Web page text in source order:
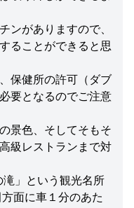
ンがありますので、
ることができると思
保健所の許可（ダブ
要となるのでご注意
景色、そしてそもそ
級レストランまで対
」という観光名所
面に車１分のあた